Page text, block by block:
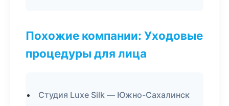
Похожие компании: Уходовые
процедуры для лица
Студия Luxe Silk — Южно-Сахалинск